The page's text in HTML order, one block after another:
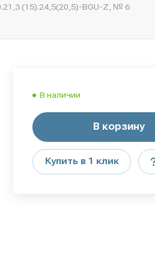
(15).24,5(20,5)-BGU-Z, № 6
В наличии
В корзину
Купить в 1 клик